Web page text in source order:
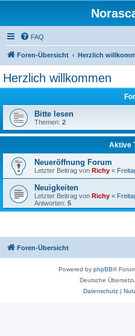
FAQ
Foren-Übersicht Herzlich
Herzlich willkommen
Bitte lesen
Themen: 2
Aktive
Neueröffnung Forum
Letzter Beitrag von Richy «
Neuigkeiten
Letzter Beitrag von Richy «
Antworten: 5
Foren-Übersicht
Powered by phpBB®
Deutsche
Datenschutz|